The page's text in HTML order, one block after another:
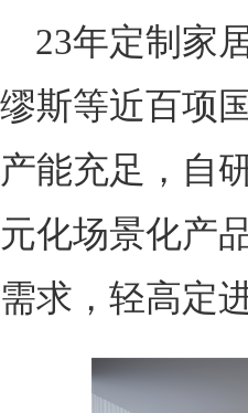
23年定制家
缪斯等近百项
产能充足，自
元化场景化产
需求，轻高定